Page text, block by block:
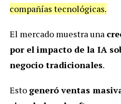
compañías tecnológicas.
El mercado muestra una
por el impacto de la IA
negocio tradicionales.
Esto generó ventas